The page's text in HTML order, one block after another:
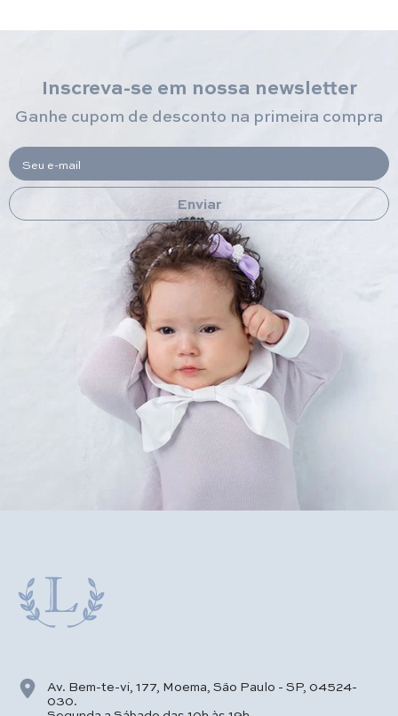
Inscreva-se em nossa newsletter
Ganhe cupom de desconto na primeira compra
Seu e-mail
Enviar
Av. Bem-te-vi, 177, Moema, São Paulo - SP, 04524-
030.